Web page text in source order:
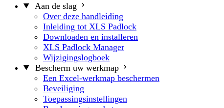
Aan de slag
Over deze handleiding
Inleiding tot XLS Padlock
Downloaden en installeren
XLS Padlock Manager
Wijzigingslogboek
Bescherm uw werkmap
Een Excel-werkmap beschermen
Beveiliging
Toepassingsinstellingen